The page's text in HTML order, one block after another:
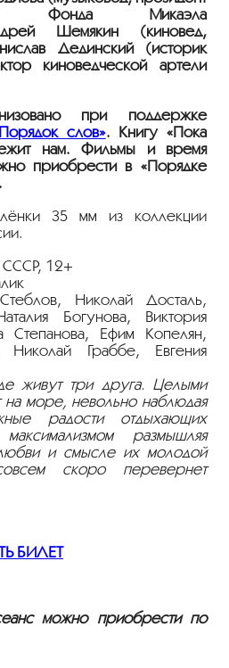
Фонда Микаэла
Шемякин (киновед,
Дединский (историк
киноведческой артели
при поддержке
слов». Книгу «Пока
нам. Фильмы и время
приобрести в «Порядке
35 мм из коллекции
СССР, 12+
Николай Досталь,
Богунова, Виктория
Степанова, Ефим Копелян,
Николай Граббе, Евгения
живут три друга. Целыми
на море, невольно наблюдая
радости отдыхающих
размышляя
и смысле их молодой
скоро перевернет
БИЛЕТ
можно приобрести по